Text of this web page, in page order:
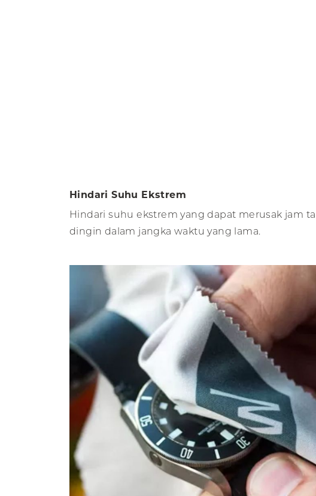
Hindari Suhu Ekstrem
Hindari suhu ekstrem yang dapat merusak jam
dingin dalam jangka waktu yang lama.